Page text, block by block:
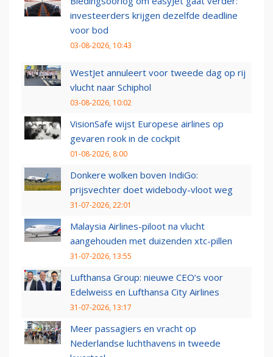
investeerders krijgen dezelfde deadline
voor bod
03-08-2026, 10:43
WestJet annuleert voor tweede dag op rij
vlucht naar Schiphol
03-08-2026, 10:02
VisionSafe wijst Europese airlines op
gevaren rook in de cockpit
01-08-2026, 8:00
Donkere wolken boven IndiGo:
prijsvechter doet widebody-vloot weg
31-07-2026, 22:01
Malaysia Airlines-piloot na vlucht
aangehouden met duizenden xtc-pillen
31-07-2026, 13:55
Lufthansa Group: nieuwe CEO’s voor
Edelweiss en Lufthansa City Airlines
31-07-2026, 13:17
Meer passagiers en vracht op
Nederlandse luchthavens in tweede